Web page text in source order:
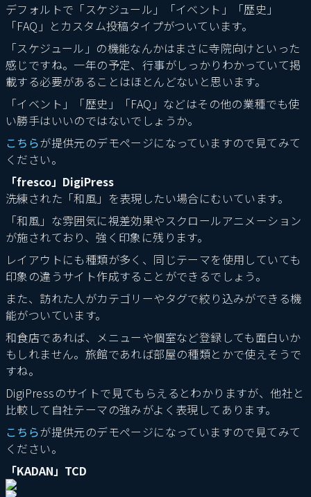
デフォルトで「スケジュール」「イベント」「歴史」
「FAQ」とカスタム投稿タイプがついています。
「スケジュール」の機能なんかはまさに寺院向けといった
感じですね。一年の予定、行事がしっかりわかっていて掲
載する必要があることはほとんどないと思います。
「イベント」「歴史」「FAQ」などはその他の業種でも使
い勝手はいいのではないでしょうか。
こちらが提供元のデモページになっていますので見てみて
ください。
「fresco」DigiPress
洗練された「和風」を表現したい場合にむいています。
「和風」な雰囲気に視差効果やスクロールアニメーション
が施されており、強く印象に残ります。
レイアウトにも種類が多く、同じテーマを使用していても
印象の違うサイト作成することができるでしょう。
また、訪れた人がカテゴリーやタグで絞り込みができる機
能がついています。
和食店であれば、メニューや個室など登録しても面白いか
もしれません。旅館であれば部屋の種類とかで使えそうで
すね。
DigiPressのサイトで見てもらえるとわかりますが、他社と
比較して自社テーマの強みがよく表現してあります。
こちらが提供元のデモページになっていますので見てみて
ください。
「KADAN」TCD